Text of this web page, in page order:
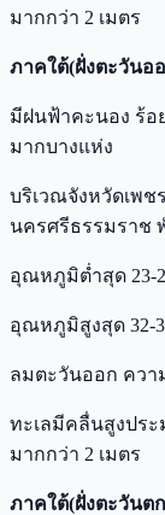
มากกว่า 2 เมตร
ภาคใต้(ฝั่งตะวันอ
มีฝนฟ้าคะนอง ร้อ
มากบางแห่ง
บริเวณจังหวัดเพ
นครศรีธรรมราช
อุณหภูมิต่ำสุด 23-
อุณหภูมิสูงสุด 32-
ลมตะวันออก ควา
ทะเลมีคลื่นสูงปร
มากกว่า 2 เมตร
ภาคใต้(ฝั่งตะวันต